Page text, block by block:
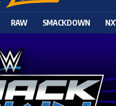
RAW SMACKDOWN